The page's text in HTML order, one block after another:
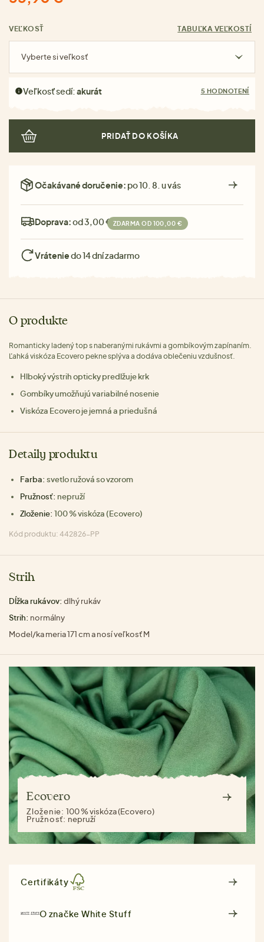
VEĽKOSŤ TABUĽKA VEĽKOSTÍ
Vyberte si veľkosť
Veľkosť sedí:akurát 5 HODNOTENÍ
PRIDAŤ DO KOŠÍKA
Očakávané doručenie: po 10. 8. u vás
Doprava:od 3,00 € ZDARMA OD 100,00 €
Vráteniedo 14 dní zadarmo
O produkte
Romanticky ladený top s naberanými rukávmi a gombíkovým zapínaním.
Ľahká viskóza Ecovero pekne splýva a dodáva oblečeniu vzdušnosť.
Hlboký výstrih opticky predlžuje krk
Gombíky umožňujú variabilné nosenie
Viskóza Ecovero je jemná a priedušná
Detaily produktu
Farba: svetlo ružová so vzorom
Pružnosť: nepruží
Zloženie: 100 % viskóza (Ecovero)
Kód produktu: 442826-PP
Strih
Dĺžka rukávov: dlhý rukáv
Strih: normálny
Model/ka meria 171 cm a nosí veľkosť M
Ecovero
Zloženie: 100 % viskóza (Ecovero)
Pružnosť: nepruží
Certifikáty
O značkeWhite Stuff